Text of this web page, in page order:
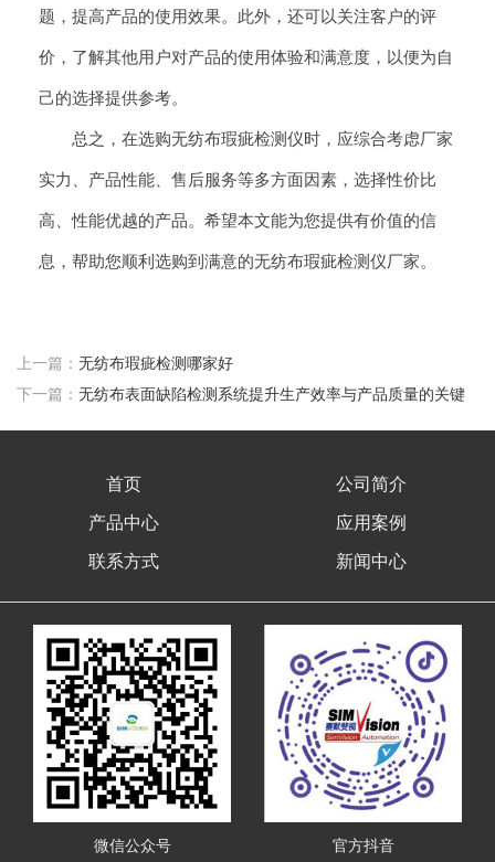
题，提高产品的使用效果。此外，还可以关注客户的评
价，了解其他用户对产品的使用体验和满意度，以便为自
己的选择提供参考。
总之，在选购无纺布瑕疵检测仪时，应综合考虑厂家
实力、产品性能、售后服务等多方面因素，选择性价比
高、性能优越的产品。希望本文能为您提供有价值的信
息，帮助您顺利选购到满意的无纺布瑕疵检测仪厂家。
上一篇： 无纺布瑕疵检测哪家好
下一篇： 无纺布表面缺陷检测系统提升生产效率与产品质量的关键
首页
公司简介
产品中心
应用案例
联系方式
新闻中心
微信公众号 官方抖音